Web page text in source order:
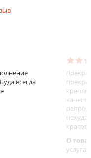
всегда
О
услуга